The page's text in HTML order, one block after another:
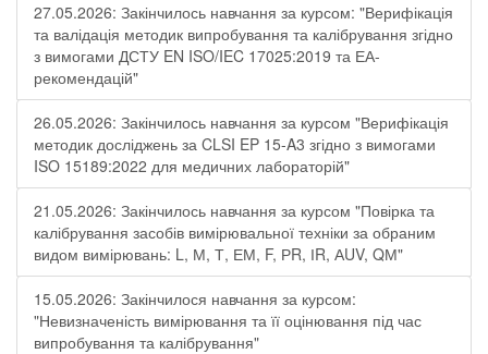
27.05.2026: Закінчилось навчання за курсом: "Верифікація
та валідація методик випробування та калібрування згідно
з вимогами ДСТУ EN ISO/IEC 17025:2019 та ЕА-
рекомендацій"
26.05.2026: Закінчилось навчання за курсом "Верифікація
методик досліджень за CLSI EP 15-A3 згідно з вимогами
ISO 15189:2022 для медичних лабораторій"
21.05.2026: Закінчилось навчання за курсом "Повірка та
калібрування засобів вимірювальної техніки за обраним
видом вимірювань: L, М, Т, ЕМ, F, РR, ІR, АUV, QМ"
15.05.2026: Закінчилося навчання за курсом:
"Невизначеність вимірювання та її оцінювання під час
випробування та калібрування"